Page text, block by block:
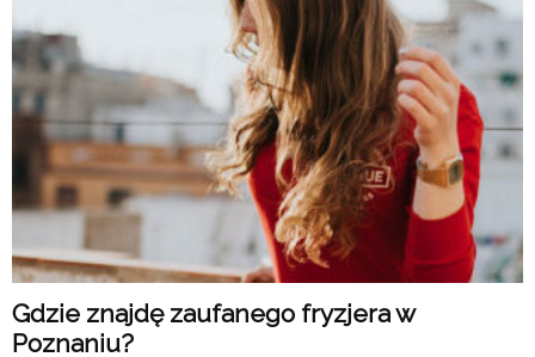
Gdzie znajdę zaufanego fryzjera w
Poznaniu?